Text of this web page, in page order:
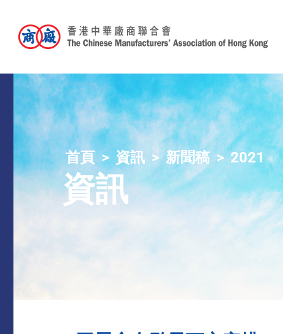
首頁 資訊 新聞稿 2021
資訊